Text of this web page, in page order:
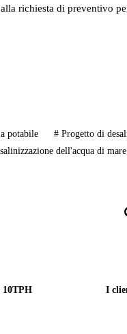
richiesta di preventivo
potabile # Progetto di
dell'acqua di mare
10TPH
I